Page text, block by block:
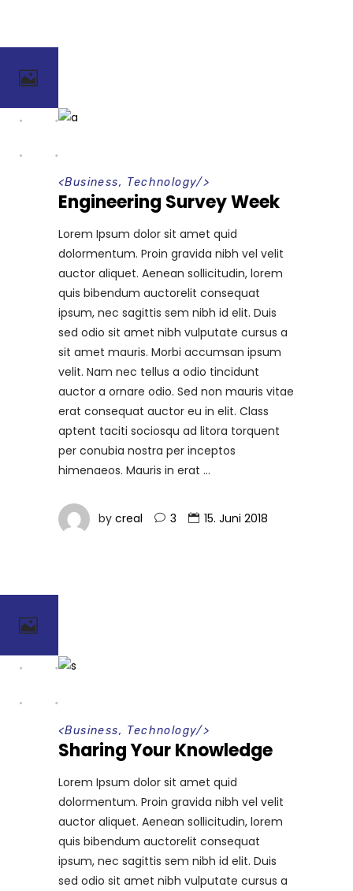
<Business, Technology/>
Engineering Survey Week
Lorem Ipsum dolor sit amet quid
dolormentum. Proin gravida nibh vel velit
auctor aliquet. Aenean sollicitudin, lorem
quis bibendum auctorelit consequat
ipsum, nec sagittis sem nibh id elit. Duis
sed odio sit amet nibh vulputate cursus a
sit amet mauris. Morbi accumsan ipsum
velit. Nam nec tellus a odio tincidunt
auctor a ornare odio. Sed non mauris vitae
erat consequat auctor eu in elit. Class
aptent taciti sociosqu ad litora torquent
per conubia nostra per inceptos
himenaeos. Mauris in erat
by creal 3 15. Juni 2018
<Business, Technology/>
Sharing Your Knowledge
Lorem Ipsum dolor sit amet quid
dolormentum. Proin gravida nibh vel velit
auctor aliquet. Aenean sollicitudin, lorem
quis bibendum auctorelit consequat
ipsum, nec sagittis sem nibh id elit. Duis
sed odio sit amet nibh vulputate cursus a